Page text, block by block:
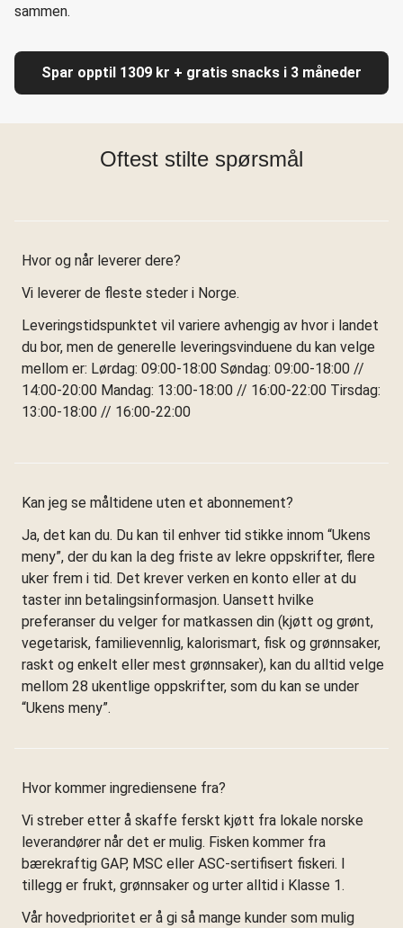
sammen.
Spar opptil 1309 kr + gratis snacks i 3 måneder
Oftest stilte spørsmål
Hvor og når leverer dere?
Vi leverer de fleste steder i Norge.
Leveringstidspunktet vil variere avhengig av hvor i landet
du bor, men de generelle leveringsvinduene du kan velge
mellom er: Lørdag: 09:00-18:00 Søndag: 09:00-18:00 //
14:00-20:00 Mandag: 13:00-18:00 // 16:00-22:00 Tirsdag:
13:00-18:00 // 16:00-22:00
Kan jeg se måltidene uten et abonnement?
Ja, det kan du. Du kan til enhver tid stikke innom “Ukens
meny”, der du kan la deg friste av lekre oppskrifter, flere
uker frem i tid. Det krever verken en konto eller at du
taster inn betalingsinformasjon. Uansett hvilke
preferanser du velger for matkassen din (kjøtt og grønt,
vegetarisk, familievennlig, kalorismart, fisk og grønnsaker,
raskt og enkelt eller mest grønnsaker), kan du alltid velge
mellom 28 ukentlige oppskrifter, som du kan se under
“Ukens meny”.
Hvor kommer ingrediensene fra?
Vi streber etter å skaffe ferskt kjøtt fra lokale norske
leverandører når det er mulig. Fisken kommer fra
bærekraftig GAP, MSC eller ASC-sertifisert fiskeri. I
tillegg er frukt, grønnsaker og urter alltid i Klasse 1.
Vår hovedprioritet er å gi så mange kunder som mulig